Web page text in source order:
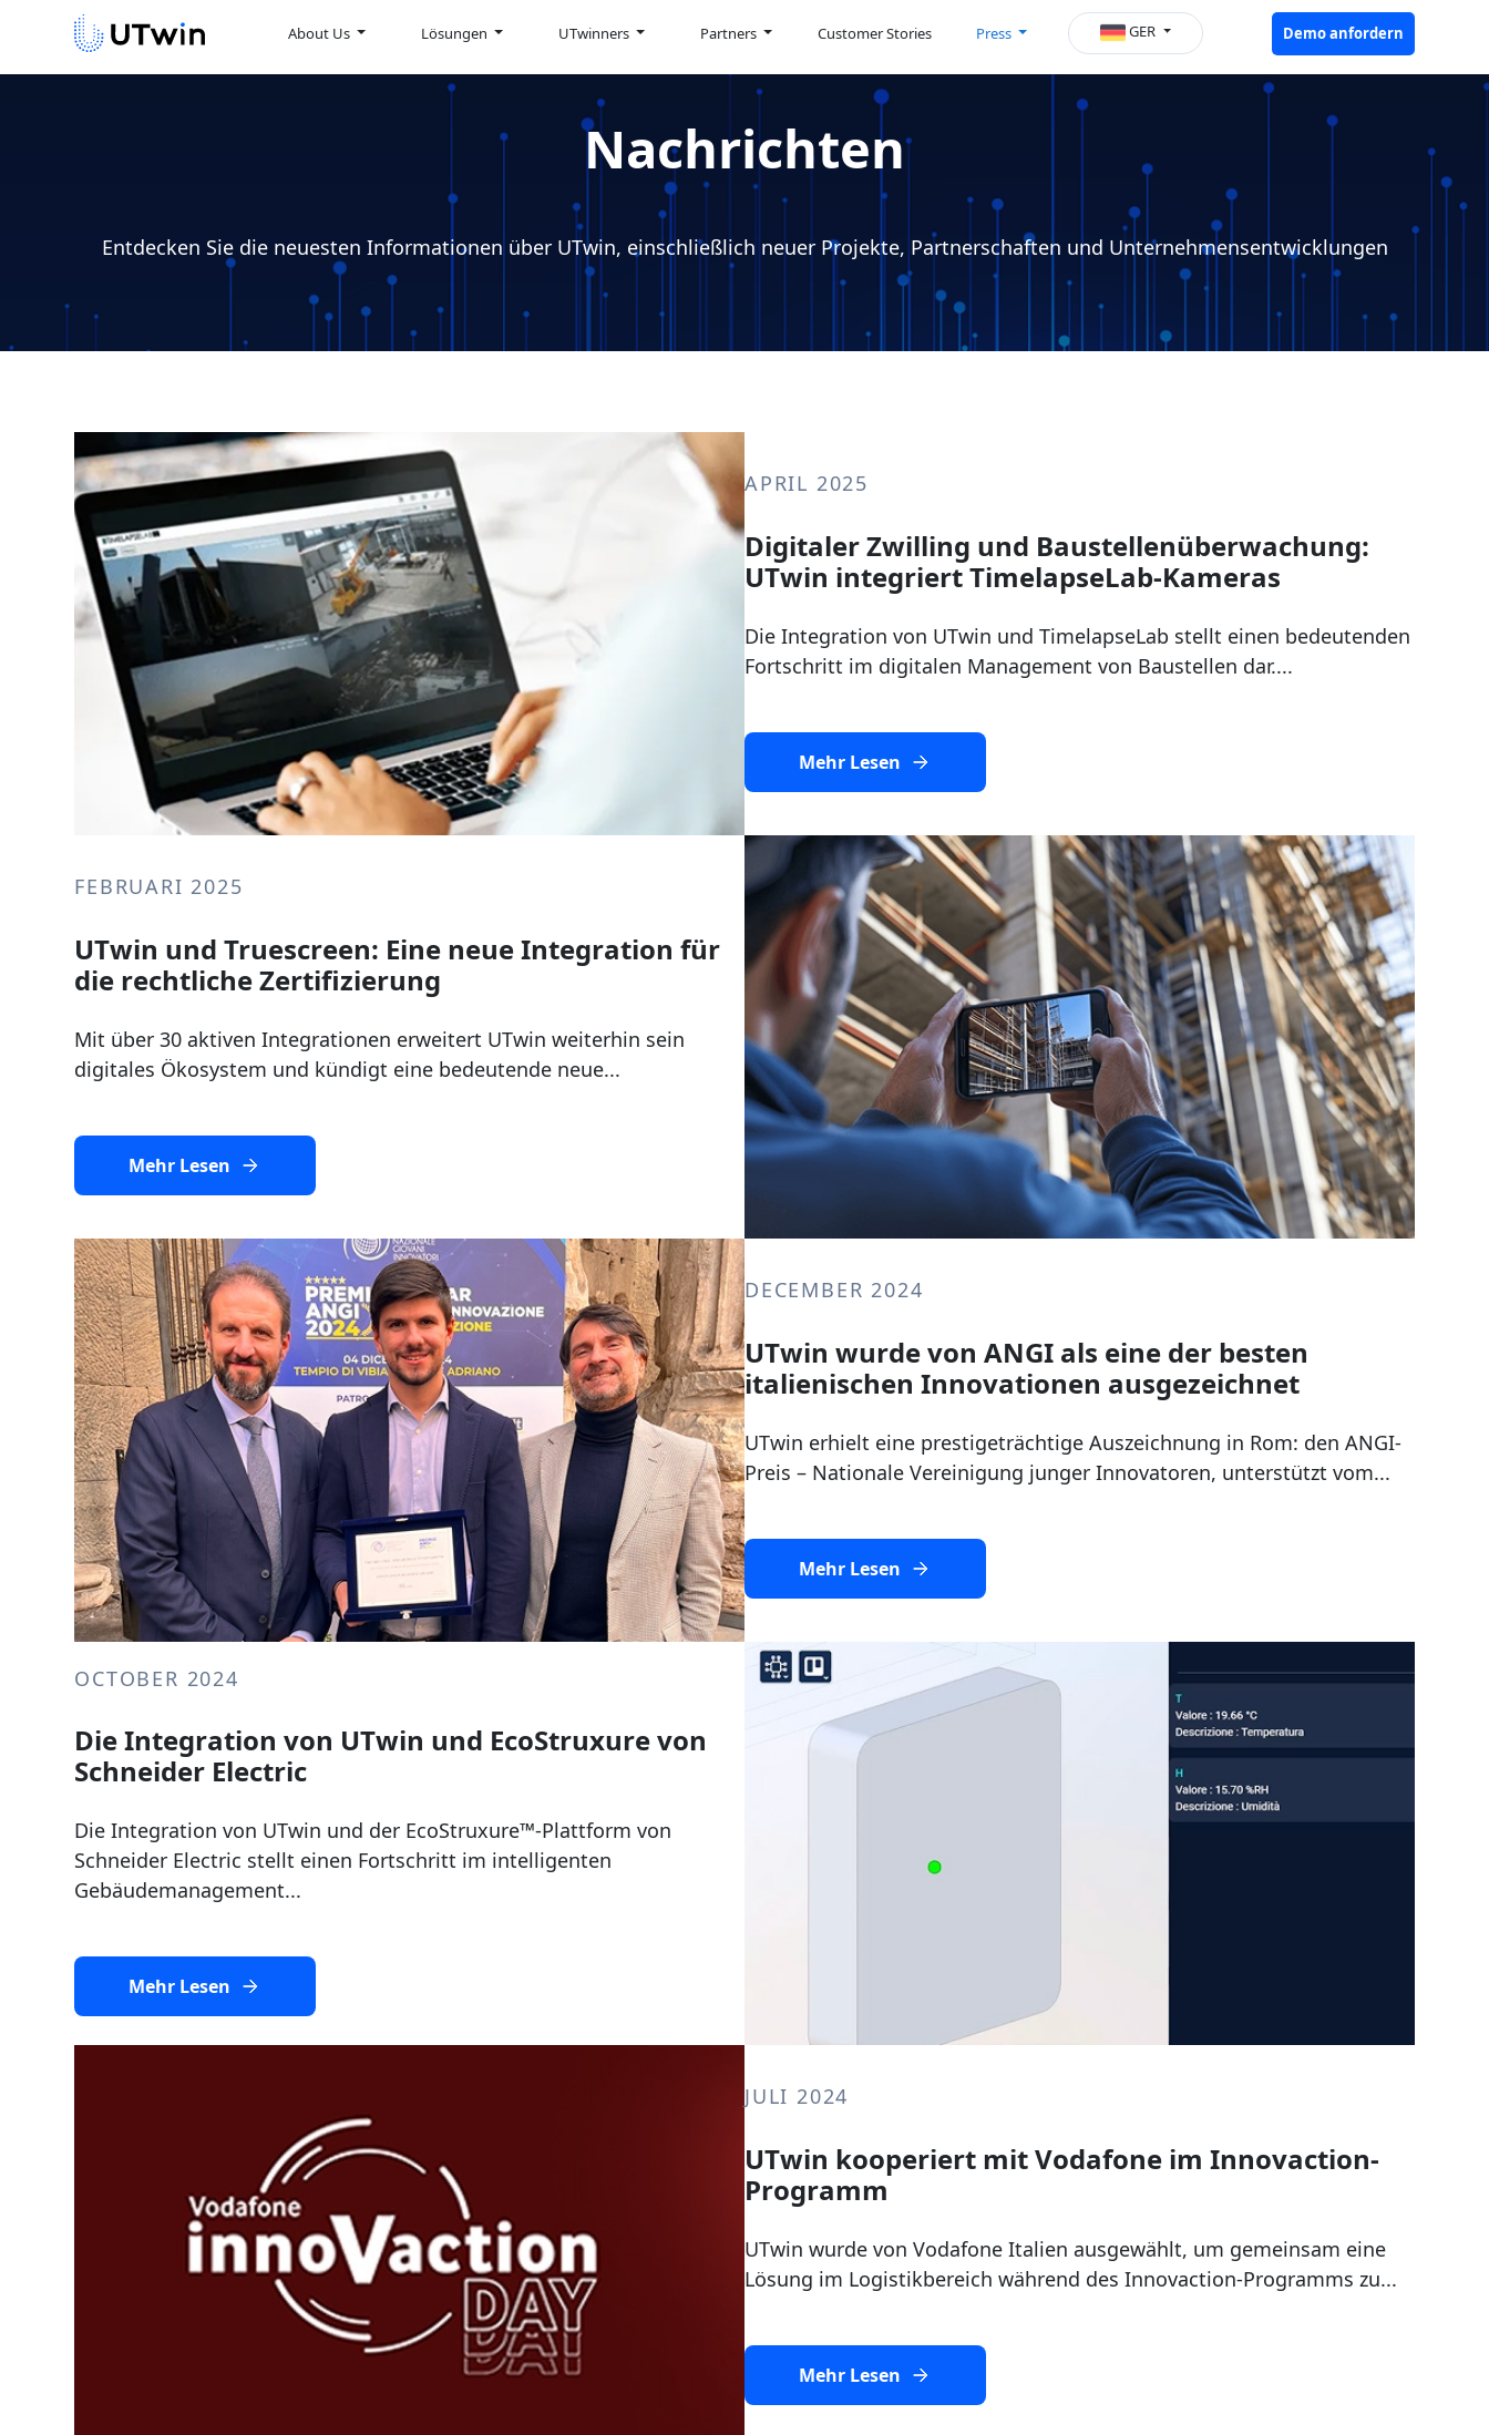
About Us Lösungen UTwinners Partners Customer Stories Press GER Demo anfordern
Nachrichten
Entdecken Sie die neuesten Informationen über UTwin, einschließlich neuer Projekte, Partnerschaften und Unternehmensentwicklungen
APRIL 2025
Digitaler Zwilling und Baustellenüberwachung:
UTwin integriert TimelapseLab-Kameras
Die Integration von UTwin und TimelapseLab stellt einen bedeutenden
Fortschritt im digitalen Management von Baustellen dar....
Mehr Lesen
FEBRUARI 2025
UTwin und Truescreen: Eine neue Integration für
die rechtliche Zertifizierung
Mit über 30 aktiven Integrationen erweitert UTwin weiterhin sein
digitales Ökosystem und kündigt eine bedeutende neue...
Mehr Lesen
DECEMBER 2024
UTwin wurde von ANGI als eine der besten
italienischen Innovationen ausgezeichnet
UTwin erhielt eine prestigeträchtige Auszeichnung in Rom: den ANGI-
Preis – Nationale Vereinigung junger Innovatoren, unterstützt vom...
Mehr Lesen
OCTOBER 2024
Die Integration von UTwin und EcoStruxure von
Schneider Electric
Die Integration von UTwin und der EcoStruxure™-Plattform von
Schneider Electric stellt einen Fortschritt im intelligenten
Gebäudemanagement...
Mehr Lesen
JULI 2024
UTwin kooperiert mit Vodafone im Innovaction-
Programm
UTwin wurde von Vodafone Italien ausgewählt, um gemeinsam eine
Lösung im Logistikbereich während des Innovaction-Programms zu...
Mehr Lesen